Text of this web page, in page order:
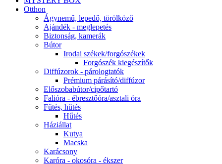
Otthon
Ágynemű, lepedő, törölköző
Ajándék - meglepetés
Biztonság, kamerák
Bútor
Irodai székek/forgószékek
Forgószék kiegészítők
Diffúzorok - párologtatók
Prémium párásító/diffúzor
Előszobabútor/cipőtartó
Falióra - ébresztőóra/asztali óra
Fűtés, hűtés
Hűtés
Háziállat
Kutya
Macska
Karácsony
Karóra - okosóra - ékszer